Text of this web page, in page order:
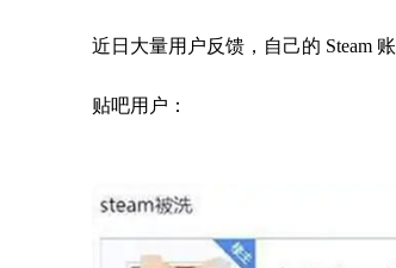
近日大量用户反馈，自己的 Steam
贴吧用户：